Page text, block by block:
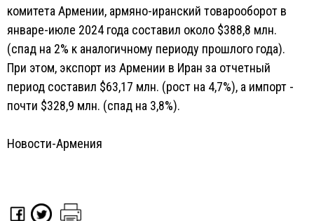
комитета Армении, армяно-иранский товарооборот в
январе-июле 2024 года составил около $388,8 млн.
(спад на 2% к аналогичному периоду прошлого года).
При этом, экспорт из Армении в Иран за отчетный
период составил $63,17 млн. (рост на 4,7%), а импорт -
почти $328,9 млн. (спад на 3,8%).
Новости-Армения